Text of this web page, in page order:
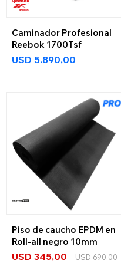
Caminador Profesional
Reebok 1700Tsf
USD 5.890,00
Piso de caucho EPDM en
Roll-all negro 10mm
USD 345,00 USD690,00